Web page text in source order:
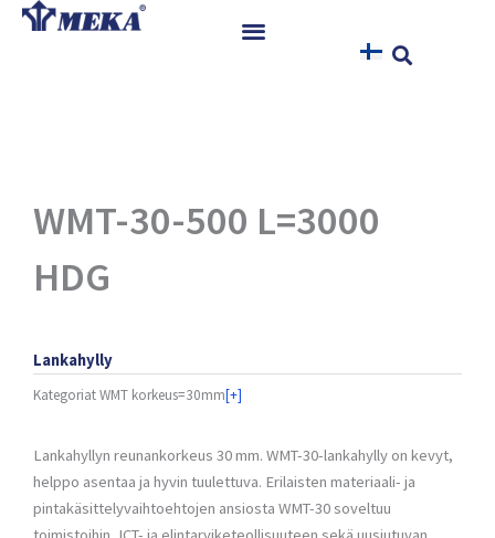
Siirry
WMT-30-500 L=3000
HDG
Lankahylly
KategoriatWMT korkeus=30mm[+]
Lankahyllyn reunankorkeus 30 mm. WMT-30-lankahylly on kevyt,
helppo asentaa ja hyvin tuulettuva. Erilaisten materiaali- ja
pintakäsittelyvaihtoehtojen ansiosta WMT-30 soveltuu